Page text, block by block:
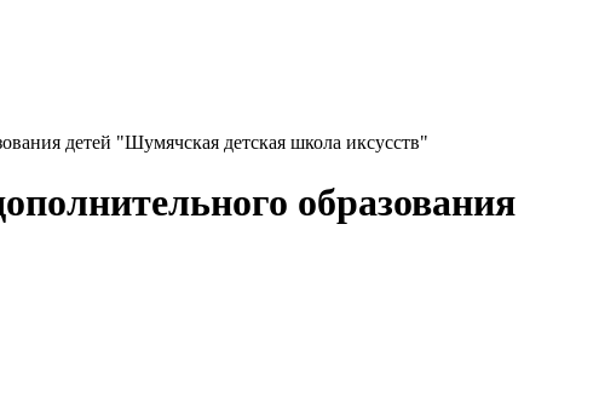
детей "Шумячская детская школа иксусств"
образования